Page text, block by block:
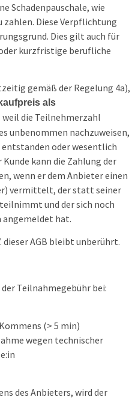
Schadenpauschale, wie
Diese Verpflichtung
Dies gilt auch für
kurzfristige berufliche
gemäß der Regelung 4a),
als
weil die Teilnehmerzahl
unbenommen nachzuweisen,
entstanden oder wesentlich
kann die Zahlung der
wenn er dem Anbieter einen
vermittelt, der statt seiner
und der sich noch
angemeldet hat.
dieser AGB bleibt unberührt.
Teilnahmegebühr bei:
(> 5 min)
wegen technischer
des Anbieters, wird der